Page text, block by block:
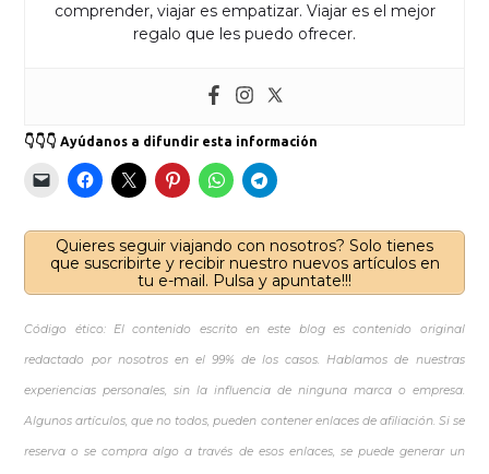
comprender, viajar es empatizar. Viajar es el mejor
regalo que les puedo ofrecer.
👇👇👇 Ayúdanos a difundir esta información
Quieres seguir viajando con nosotros? Solo tienes
que suscribirte y recibir nuestro nuevos artículos en
tu e-mail. Pulsa y apuntate!!!
Código ético: El contenido escrito en este blog es contenido original
redactado por nosotros en el 99% de los casos. Hablamos de nuestras
experiencias personales, sin la influencia de ninguna marca o empresa.
Algunos artículos, que no todos, pueden contener enlaces de afiliación. Si se
reserva o se compra algo a través de esos enlaces, se puede generar un